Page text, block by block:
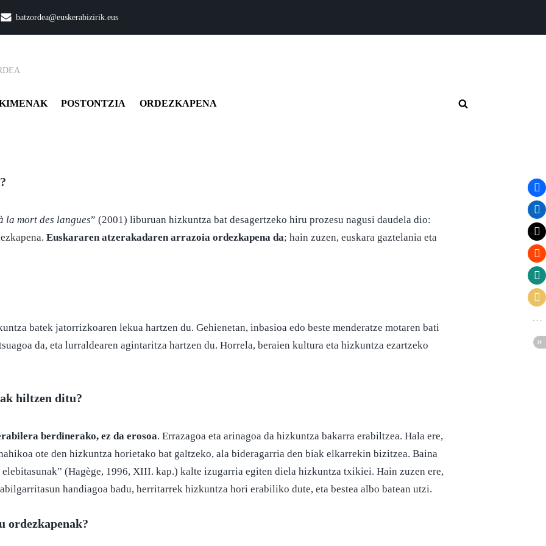
batzordea@euskerabizirik.eus
POSTONTZIA ORDEZKAPENA
Toggle
la mort des langues” (2001) liburuan hizkuntza bat desagertzeko hiru prozesu nagusi daudela dio:
Euskararen atzerakadaren arrazoia ordezkapena da; hain zuzen, euskara gaztelania eta
batek jatorrizkoaren lekua hartzen du. Gehienetan, inbasioa edo beste menderatze motaren bati
da, eta lurraldearen agintaritza hartzen du. Horrela, beraien kultura eta hizkuntza ezartzeko
hiltzen ditu?
berdinerako, ez da erosoa. Errazagoa eta arinagoa da hizkuntza bakarra erabiltzea. Hala ere,
ote den hizkuntza horietako bat galtzeko, ala bideragarria den biak elkarrekin bizitzea. Baina
elebitasunak” (Hagège, 1996, XIII. kap.) kalte izugarria egiten diela hizkuntza txikiei. Hain zuzen ere,
handiagoa badu, herritarrek hizkuntza hori erabiliko dute, eta bestea albo batean utzi.
ordezkapenak?